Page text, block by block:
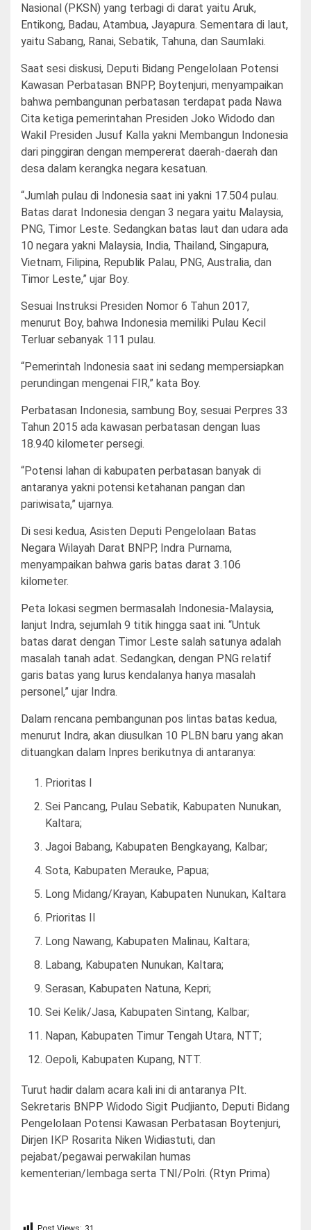
Nasional (PKSN) yang terbagi di darat yaitu Aruk,
Entikong, Badau, Atambua, Jayapura. Sementara di laut,
yaitu Sabang, Ranai, Sebatik, Tahuna, dan Saumlaki.
Saat sesi diskusi, Deputi Bidang Pengelolaan Potensi
Kawasan Perbatasan BNPP, Boytenjuri, menyampaikan
bahwa pembangunan perbatasan terdapat pada Nawa
Cita ketiga pemerintahan Presiden Joko Widodo dan
Wakil Presiden Jusuf Kalla yakni Membangun Indonesia
dari pinggiran dengan mempererat daerah-daerah dan
desa dalam kerangka negara kesatuan.
“Jumlah pulau di Indonesia saat ini yakni 17.504 pulau.
Batas darat Indonesia dengan 3 negara yaitu Malaysia,
PNG, Timor Leste. Sedangkan batas laut dan udara ada
10 negara yakni Malaysia, India, Thailand, Singapura,
Vietnam, Filipina, Republik Palau, PNG, Australia, dan
Timor Leste,” ujar Boy.
Sesuai Instruksi Presiden Nomor 6 Tahun 2017,
menurut Boy, bahwa Indonesia memiliki Pulau Kecil
Terluar sebanyak 111 pulau.
“Pemerintah Indonesia saat ini sedang mempersiapkan
perundingan mengenai FIR,” kata Boy.
Perbatasan Indonesia, sambung Boy, sesuai Perpres 33
Tahun 2015 ada kawasan perbatasan dengan luas
18.940 kilometer persegi.
“Potensi lahan di kabupaten perbatasan banyak di
antaranya yakni potensi ketahanan pangan dan
pariwisata,” ujarnya.
Di sesi kedua, Asisten Deputi Pengelolaan Batas
Negara Wilayah Darat BNPP, Indra Purnama,
menyampaikan bahwa garis batas darat 3.106
kilometer.
Peta lokasi segmen bermasalah Indonesia-Malaysia,
lanjut Indra, sejumlah 9 titik hingga saat ini. “Untuk
batas darat dengan Timor Leste salah satunya adalah
masalah tanah adat. Sedangkan, dengan PNG relatif
garis batas yang lurus kendalanya hanya masalah
personel,” ujar Indra.
Dalam rencana pembangunan pos lintas batas kedua,
menurut Indra, akan diusulkan 10 PLBN baru yang akan
dituangkan dalam Inpres berikutnya di antaranya:
Prioritas I
Sei Pancang, Pulau Sebatik, Kabupaten Nunukan,
Kaltara;
Jagoi Babang, Kabupaten Bengkayang, Kalbar;
Sota, Kabupaten Merauke, Papua;
Long Midang/Krayan, Kabupaten Nunukan, Kaltara
Prioritas II
Long Nawang, Kabupaten Malinau, Kaltara;
Labang, Kabupaten Nunukan, Kaltara;
Serasan, Kabupaten Natuna, Kepri;
Sei Kelik/Jasa, Kabupaten Sintang, Kalbar;
Napan, Kabupaten Timur Tengah Utara, NTT;
Oepoli, Kabupaten Kupang, NTT.
Turut hadir dalam acara kali ini di antaranya Plt.
Sekretaris BNPP Widodo Sigit Pudjianto, Deputi Bidang
Pengelolaan Potensi Kawasan Perbatasan Boytenjuri,
Dirjen IKP Rosarita Niken Widiastuti, dan
pejabat/pegawai perwakilan humas
kementerian/lembaga serta TNI/Polri. (Rtyn Prima)